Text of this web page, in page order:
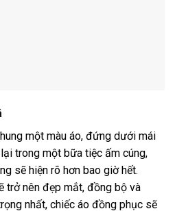
một màu áo, đứng dưới mái
trong một bữa tiệc ấm cúng,
sẽ hiện rõ hơn bao giờ hết.
trở nên đẹp mắt, đồng bộ và
nhất, chiếc áo đồng phục sẽ